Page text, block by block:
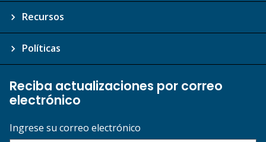
Recursos
Políticas
Reciba actualizaciones por correo
electrónico
Ingrese su correo electrónico